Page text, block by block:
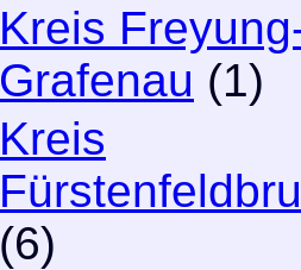
Kreis
Grafenau (1)
Kreis
(6)